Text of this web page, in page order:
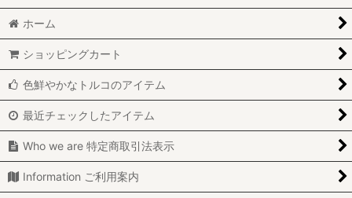
ホーム
ショッピングカート
色鮮やかなトルコのアイテム
最近チェックしたアイテム
Who we are 特定商取引法表示
Information ご利用案内